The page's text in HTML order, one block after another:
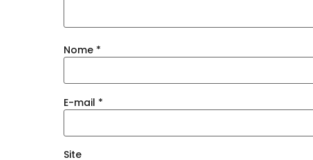
Nome *
E-mail *
Site